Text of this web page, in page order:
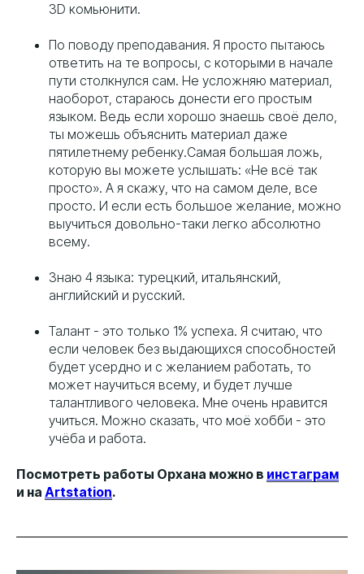
3D комьюнити.
По поводу преподавания. Я просто пытаюсь
ответить на те вопросы, с которыми в начале
пути столкнулся сам. Не усложняю материал,
наоборот, стараюсь донести его простым
языком. Ведь если хорошо знаешь своё дело,
ты можешь объяснить материал даже
пятилетнему ребенку.Самая большая ложь,
которую вы можете услышать: «Не всё так
просто». А я скажу, что на самом деле, все
просто. И если есть большое желание, можно
выучиться довольно-таки легко абсолютно
всему.
Знаю 4 языка: турецкий, итальянский,
английский и русский.
Талант - это только 1% успеха. Я считаю, что
если человек без выдающихся способностей
будет усердно и с желанием работать, то
может научиться всему, и будет лучше
талантливого человека. Мне очень нравится
учиться. Можно сказать, что моё хобби - это
учёба и работа.
Посмотреть работы Орхана можно в инстаграм
и на Artstation.